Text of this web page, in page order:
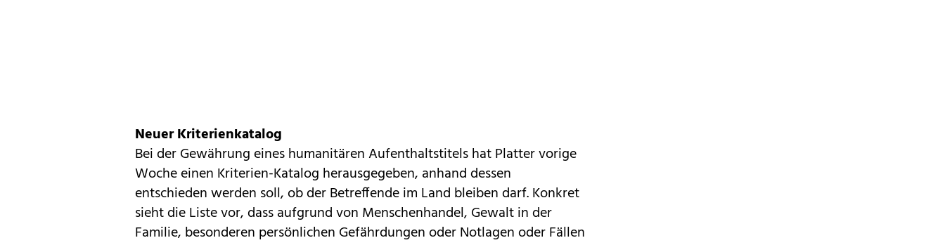
Neuer Kriterienkatalog
Bei der Gewährung eines humanitären Aufenthaltstitels hat Platter vorige
Woche einen Kriterien-Katalog herausgegeben, anhand dessen
entschieden werden soll, ob der Betreffende im Land bleiben darf. Konkret
sieht die Liste vor, dass aufgrund von Menschenhandel, Gewalt in der
Familie, besonderen persönlichen Gefährdungen oder Notlagen oder Fällen